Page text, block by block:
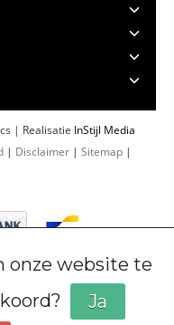
| Realisatie InStijl Media
| Disclaimer | Sitemap |
onze website te
Ja